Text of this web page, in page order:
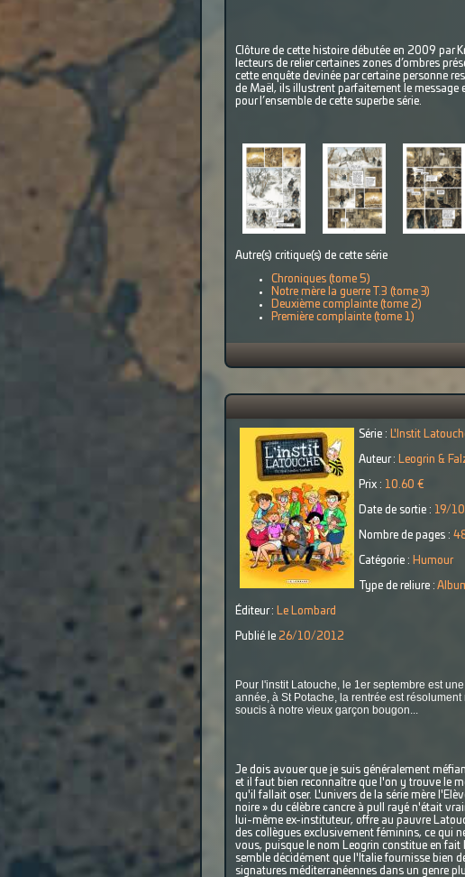
Clôture de cette histoire débutée en 2009 par
lecteurs de relier certaines zones d’ombres
cette enquête devinée par certaine personne
de Maël, ils illustrent parfaitement le message
pour l’ensemble de cette superbe série.
Autre(s) critique(s) de cette série
Chroniques (tome 5)
Notre mère la guerre T.3 (tome 3)
Deuxième complainte (tome 2)
Première complainte (tome 1)
Série : L'Instit
Auteur : Leogrin &
Prix : 10.60 €
Date de sortie : 19/
Nombre de pages :
Catégorie : Humour
Type de reliure :
Éditeur : Le Lombard
Publié le 26/10/2012
Pour l'instit Latouche, le 1er septembre est
année, à St Potache, la rentrée est
soucis à notre vieux garçon bougon...
Je dois avouer que je suis généralement
et il faut bien reconnaître que l'on y trouve le
qu'il fallait oser. L'univers de la série mère
noire » du célèbre cancre à pull rayé n'était
lui-même ex-instituteur, offre au pauvre
des collègues exclusivement féminins, ce qui
vous, puisque le nom Leogrin constitue en fait
semble décidément que l'Italie fournisse bien
signatures méditerranéennes dans un genre